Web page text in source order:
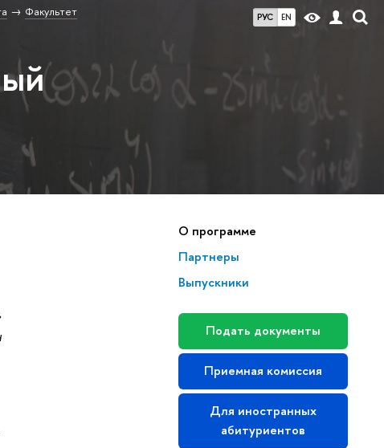
РУС EN
Факультет
О программе
Партнеры
Выпускники
Подать документы
Приемная комиссия
Для иностранных
абитуриентов